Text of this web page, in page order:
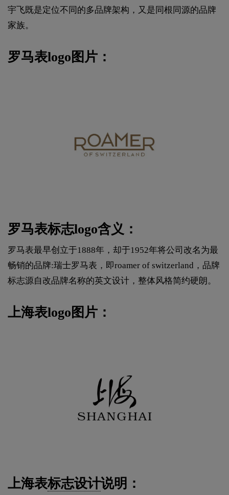
宇飞既是定位不同的多品牌架构，又是同根同源的品牌
家族。
罗马表logo图片：
罗马表标志logo含义：
罗马表最早创立于1888年，却于1952年将公司改名为最
畅销的品牌:瑞士罗马表，即roamer of switzerland，品牌
标志源自改品牌名称的英文设计，整体风格简约硬朗。
上海表logo图片：
上海表标志设计说明：